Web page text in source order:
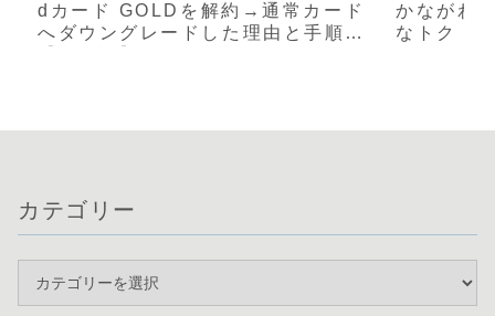
dカード GOLDを解約→通常カード
へダウングレードした理由と手順
かながわ
なトク！
カテゴリー